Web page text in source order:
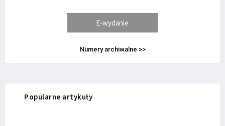
E-wydanie
Numery archiwalne >>
Popularne artykuły